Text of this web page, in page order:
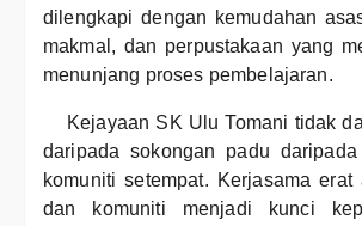
dilengkapi dengan kemudahan
makmal, dan perpustakaan yang
menunjang proses pembelajaran.
Kejayaan SK Ulu Tomani tidak
daripada sokongan padu
komuniti setempat. Kerjasama erat
dan komuniti menjadi kunci